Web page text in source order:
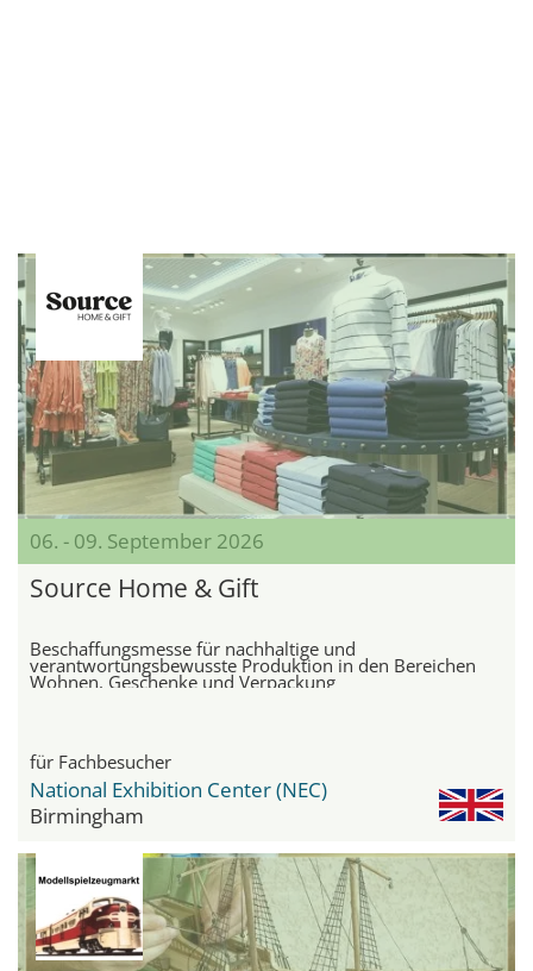
06. - 09. September 2026
Source Home & Gift
Beschaffungsmesse für nachhaltige und
verantwortungsbewusste Produktion in den Bereichen
Wohnen, Geschenke und Verpackung
für Fachbesucher
National Exhibition Center (NEC)
Birmingham